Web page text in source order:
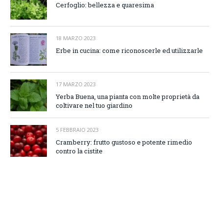
Cerfoglio: bellezza e quaresima
18 MARZO 2023
Erbe in cucina: come riconoscerle ed utilizzarle
17 MARZO 2023
Yerba Buena, una pianta con molte proprietà da
coltivare nel tuo giardino
5 FEBBRAIO 2023
Cramberry: frutto gustoso e potente rimedio
contro la cistite